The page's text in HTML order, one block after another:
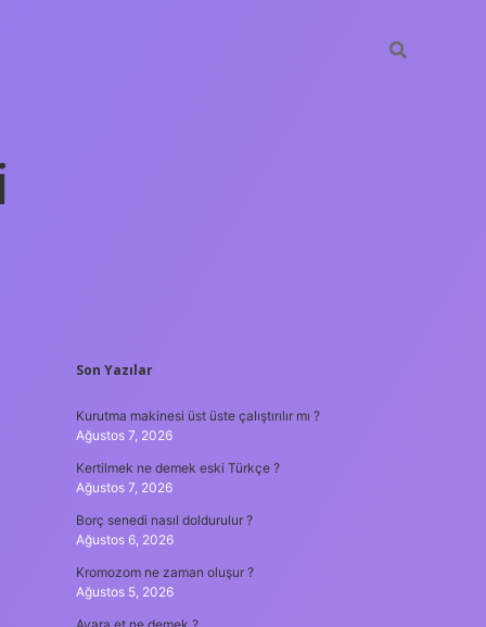
SIDEBAR
Son Yazılar
Kurutma makinesi üst üste çalıştırılır mı ?
Ağustos 7, 2026
Kertilmek ne demek eski Türkçe ?
Ağustos 7, 2026
Borç senedi nasıl doldurulur ?
Ağustos 6, 2026
Kromozom ne zaman oluşur ?
Ağustos 5, 2026